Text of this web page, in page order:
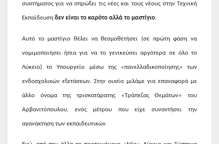
συστήματος για να σπρώξει τις νέες και τους νέους στην Τεχνική
Εκπαίδευση δεν είναι το καρότο αλλά το μαστίγιο.
Αυτό το μαστίγιο θέλει να θεσμοθετήσει (σε πρώτη φάση να
νομιμοποιήσει ήπια για να το γενικεύσει αργότερα σε όλο το
Λύκειο) το Υπουργείο μέσω της «πανελλαδικοποίησης» των
ενδοσχολικών εξετάσεων. Στην ουσία μιλάμε για επαναφορά με
άλλο όνομα της τρισκατάρατης «Τράπεζας Θεμάτων» του
Αρβανιτόπουλου, ενός μέτρου που είχε συναντήσει την
αγανάκτηση των εκπαιδευτικών.